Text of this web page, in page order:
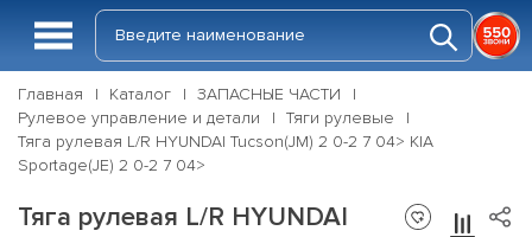
Главная Каталог
ЗАПАСНЫЕ ЧАСТИ
Рулевое управление и детали
Тяги рулевые
Тяга рулевая L/R HYUNDAI Tucson(JM) 2 0-2 7 04> KIA
Sportage(JE) 2 0-2 7 04>
Тяга рулевая L/R HYUNDAI